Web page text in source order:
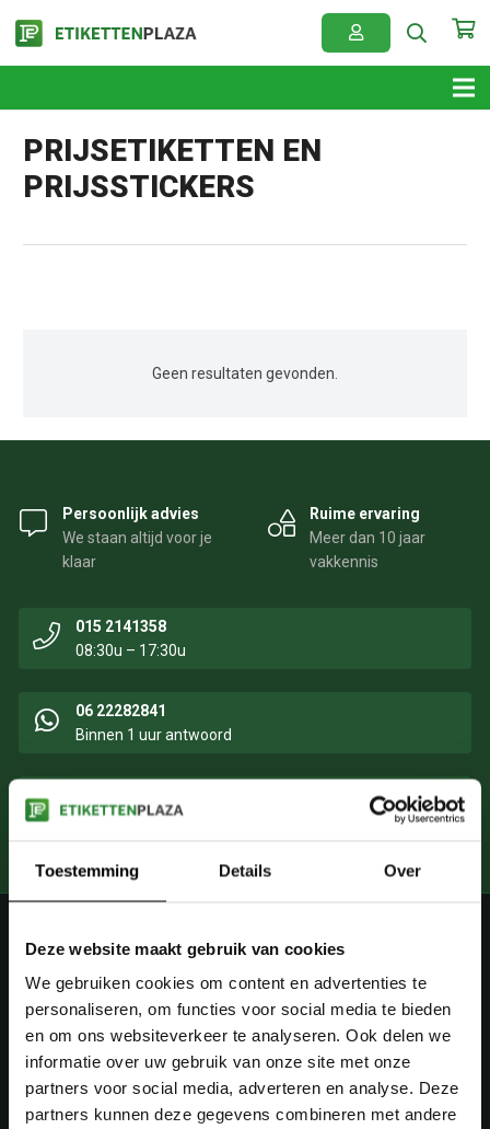
Toestemming Details Over
Deze website maakt gebruik van cookies
We gebruiken cookies om content en advertenties te
personaliseren, om functies voor social media te bieden
en om ons websiteverkeer te analyseren. Ook delen we
informatie over uw gebruik van onze site met onze
partners voor social media, adverteren en analyse. Deze
partners kunnen deze gegevens combineren met andere
PRIJSETIKETTEN EN
PRIJSSTICKERS
Geen resultaten gevonden.
Persoonlijk advies
We staan altijd voor je
klaar
Ruime ervaring
Meer dan 10 jaar
vakkennis
015 2141358
08:30u – 17:30u
06 22282841
Binnen 1 uur antwoord
Binnen 24 uur antwoord
Dophei 7
2498 BA Den Haag
KvK:
56676298
BTW:
NL852253953B01